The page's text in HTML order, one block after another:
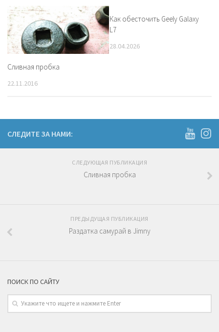
Сливная пробка
22.11.2016
Как обесточить Geely Galaxy
L7
28.04.2026
СЛЕДИТЕ ЗА НАМИ:
СЛЕДУЮЩАЯ ПУБЛИКАЦИЯ
Сливная пробка
ПРЕДЫДУЩАЯ ПУБЛИКАЦИЯ
Раздатка самурай в Jimny
ПОИСК ПО САЙТУ